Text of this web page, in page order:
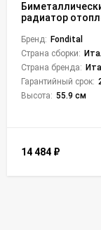
радиатор
Alustal (12
Бренд: Fondital
Страна сборки:
Страна бренда:
Гарантийный срок:
Высота: 55.9 см
14 484 ₽